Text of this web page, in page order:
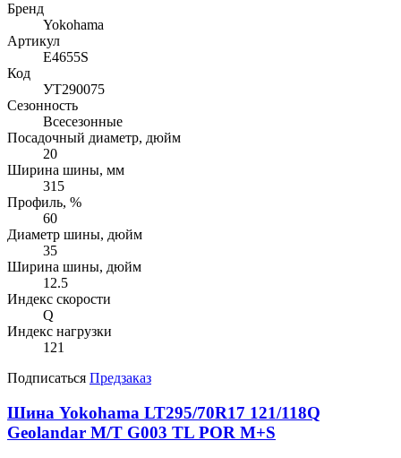
Бренд
Yokohama
Артикул
E4655S
Код
УТ290075
Сезонность
Всесезонные
Посадочный диаметр, дюйм
20
Ширина шины, мм
315
Профиль, %
60
Диаметр шины, дюйм
35
Ширина шины, дюйм
12.5
Индекс скорости
Q
Индекс нагрузки
121
Подписаться Предзаказ
Шина Yokohama LT295/70R17 121/118Q
Geolandar M/T G003 TL POR M+S